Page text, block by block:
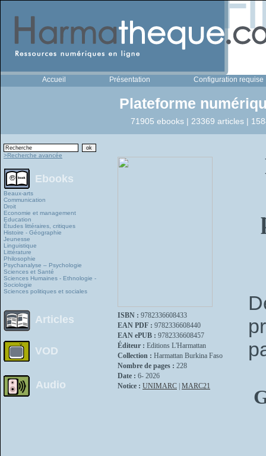
Accueil Présentation Configuration requise
Plateforme
71905 ebooks | 23369 articles |
>Recherche avancée
Ebooks
Beaux-arts
Communication
Droit
Economie et management
Education
Études littéraires, critiques
Histoire - Géographie
Jeunesse
Linguistique
Littérature
Philosophie
Psychanalyse – Psychologie
Sciences et Santé
Sciences Humaines - Ethnologie -
Sociologie
Sciences politiques et sociales
Articles
VOD
Audio
ISBN : 9782336608433
EAN PDF : 9782336608440
EAN ePUB : 9782336608457
Éditeur : Editions L'Harmattan
Collection : Harmattan Burkina Faso
Nombre de pages : 228
Date : 6- 2026
Notice : UNIMARC MARC21